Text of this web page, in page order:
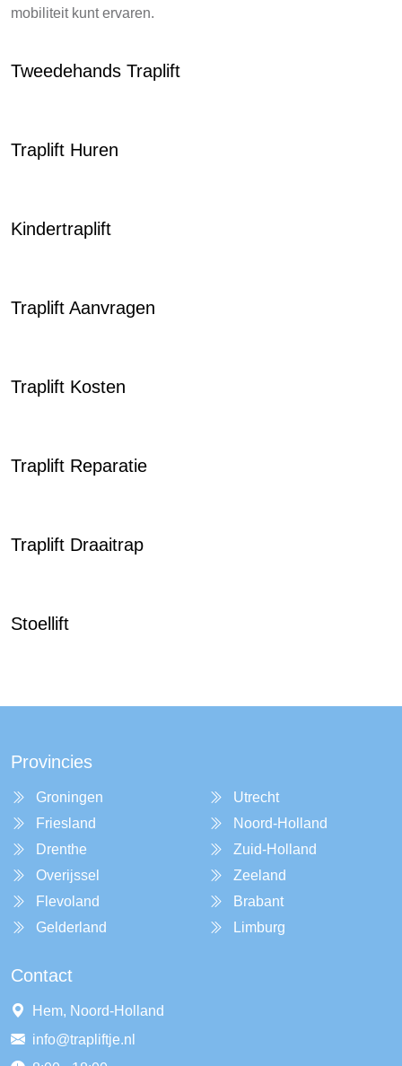
mobiliteit kunt ervaren.
Tweedehands Traplift
Traplift Huren
Kindertraplift
Traplift Aanvragen
Traplift Kosten
Traplift Reparatie
Traplift Draaitrap
Stoellift
Provincies
Groningen
Friesland
Drenthe
Overijssel
Flevoland
Gelderland
Utrecht
Noord-Holland
Zuid-Holland
Zeeland
Brabant
Limburg
Contact
Hem, Noord-Holland
info@trapliftje.nl